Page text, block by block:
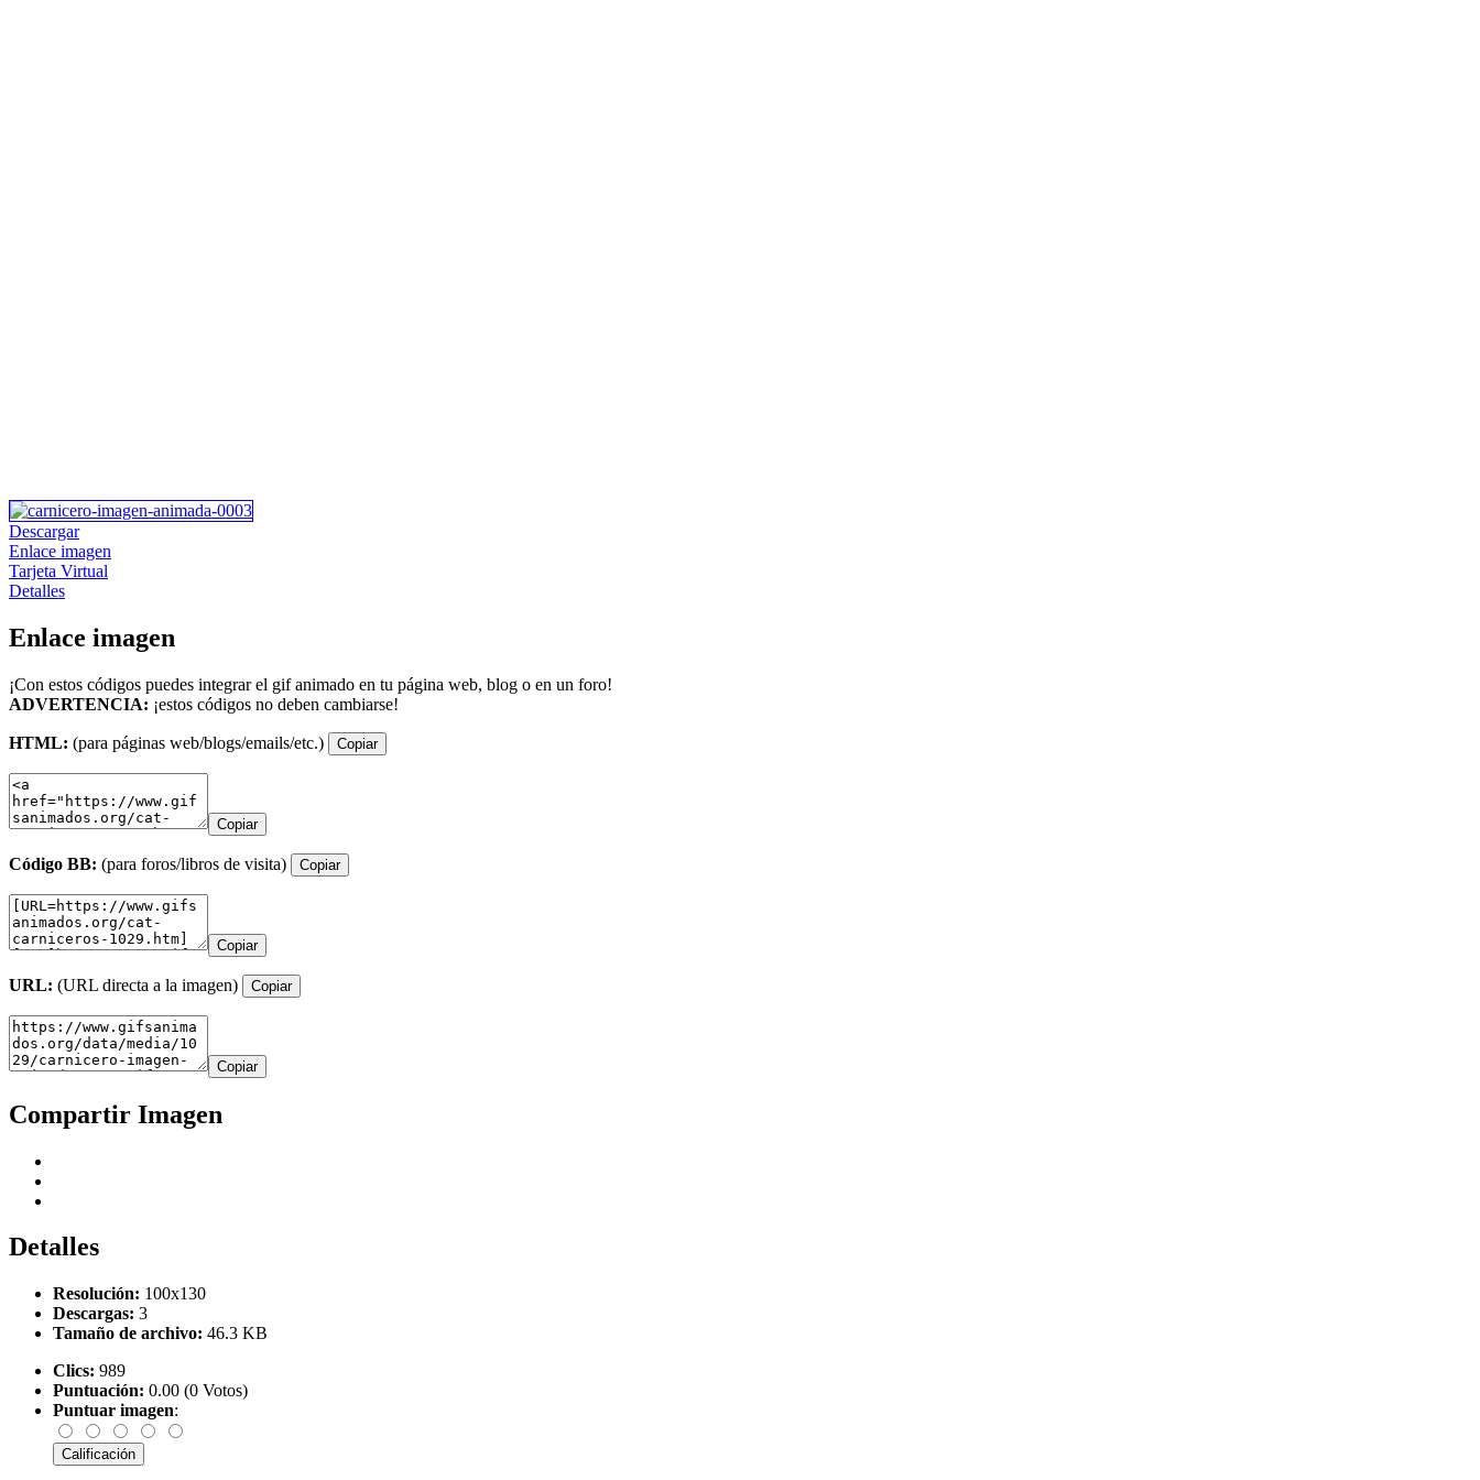
Descargar
Enlace imagen
Tarjeta Virtual
Detalles
Enlace imagen
¡Con estos códigos puedes integrar el gif animado en tu página web, blog o en un foro!
ADVERTENCIA: ¡estos códigos no deben cambiarse!
HTML: (para páginas web/blogs/emails/etc.) Copiar
Copiar
Código BB: (para foros/libros de visita) Copiar
Copiar
URL: (URL directa a la imagen) Copiar
Copiar
Compartir Imagen
Detalles
Resolución: 100x130
Descargas: 3
Tamaño de archivo: 46.3 KB
Clics: 989
Puntuación: 0.00 (0 Votos)
Puntuar imagen: